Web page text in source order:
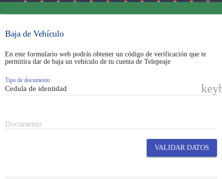
Baja de Vehículo
En este formulario web podrás obtener un código de verificación que te
permitira dar de baja un vehículo de tu cuenta de Telepeaje
Tipo de documento
Documento
VALIDAR DATOS